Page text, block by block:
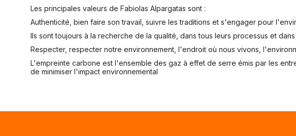
Les principales valeurs de Fabiolas Alpargatas sont :
Authenticité, bien faire son travail, suivre les traditions et s'engager pour
Ils sont toujours à la recherche de la qualité, dans tous leurs processus et
Respecter, respecter notre environnement, l'endroit où nous vivons,
L'empreinte carbone est l'ensemble des gaz à effet de serre émis par les
de minimiser l'impact environnemental